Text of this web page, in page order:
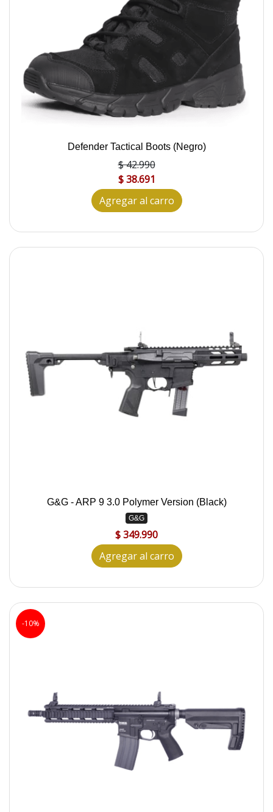
Defender Tactical Boots (Negro)
$ 42.990
$ 38.691
Agregar al carro
G&G - ARP 9 3.0 Polymer Version (Black)
G&G
$ 349.990
Agregar al carro
-10%